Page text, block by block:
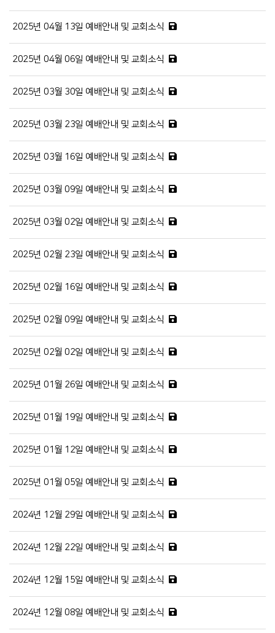
2025년 04월 13일 예배안내 및 교회소식
2025년 04월 06일 예배안내 및 교회소식
2025년 03월 30일 예배안내 및 교회소식
2025년 03월 23일 예배안내 및 교회소식
2025년 03월 16일 예배안내 및 교회소식
2025년 03월 09일 예배안내 및 교회소식
2025년 03월 02일 예배안내 및 교회소식
2025년 02월 23일 예배안내 및 교회소식
2025년 02월 16일 예배안내 및 교회소식
2025년 02월 09일 예배안내 및 교회소식
2025년 02월 02일 예배안내 및 교회소식
2025년 01월 26일 예배안내 및 교회소식
2025년 01월 19일 예배안내 및 교회소식
2025년 01월 12일 예배안내 및 교회소식
2025년 01월 05일 예배안내 및 교회소식
2024년 12월 29일 예배안내 및 교회소식
2024년 12월 22일 예배안내 및 교회소식
2024년 12월 15일 예배안내 및 교회소식
2024년 12월 08일 예배안내 및 교회소식